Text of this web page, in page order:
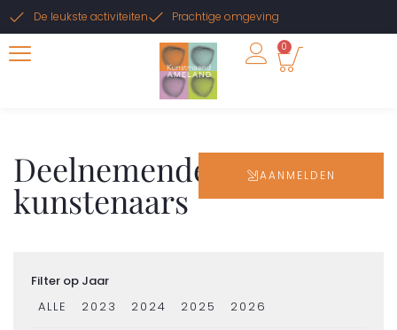
De leukste activiteiten Prachtige omgeving
0
Deelnemende
kunstenaars
AANMELDEN
Filter op Jaar
2023
2024 2025 2026
ALLE